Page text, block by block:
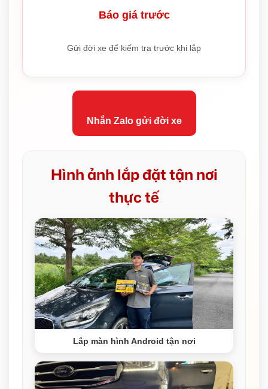
Báo giá trước
Gửi đời xe để kiểm tra trước khi lắp
Nhắn Zalo gửi đời xe
Hình ảnh lắp đặt tận nơi
thực tế
Lắp màn hình Android tận nơi